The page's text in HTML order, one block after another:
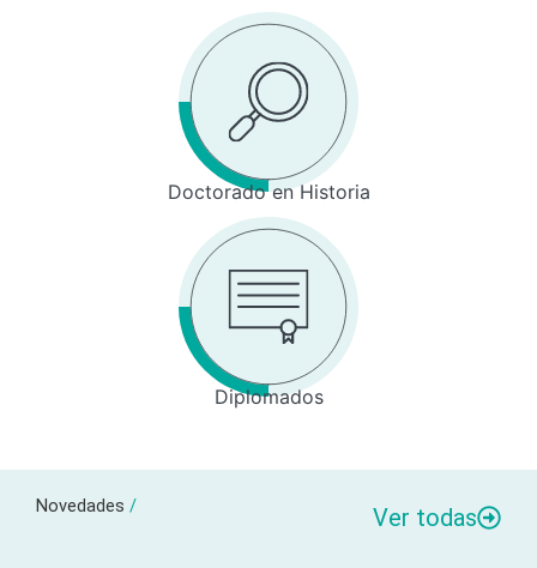
Doctorado en Historia
Diplomados
Novedades / Ver todas